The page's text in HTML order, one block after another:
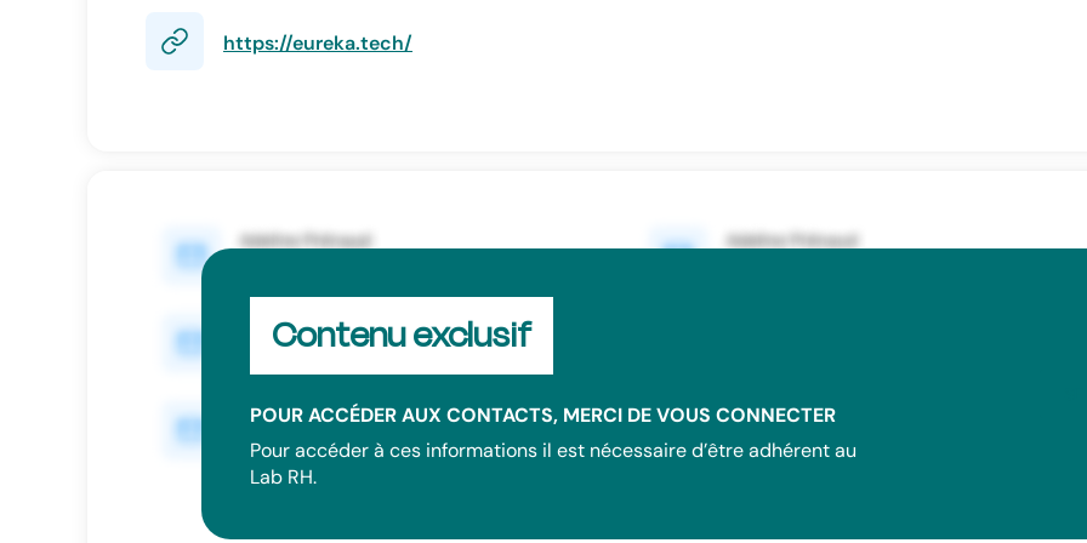
https://eureka.tech/
Contenu exclusif
POUR ACCÉDER AUX CONTACTS, MERCI DE VOUS CONNECTER
Pour accéder à ces informations il est nécessaire d’être adhérent au
Lab RH.